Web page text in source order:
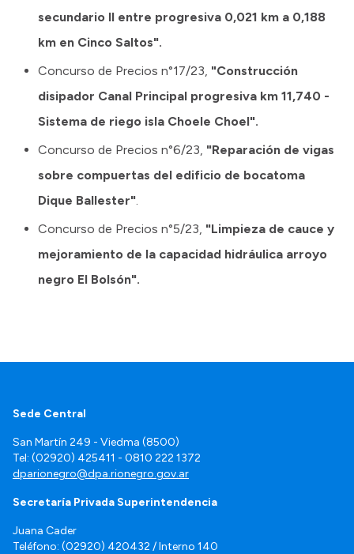
secundario II entre progresiva 0,021 km a 0,188
km en Cinco Saltos".
Concurso de Precios n°17/23, "Construcción
disipador Canal Principal progresiva km 11,740 -
Sistema de riego isla Choele Choel".
Concurso de Precios n°6/23, "Reparación de vigas
sobre compuertas del edificio de bocatoma
Dique Ballester".
Concurso de Precios n°5/23, "Limpieza de cauce y
mejoramiento de la capacidad hidráulica arroyo
negro El Bolsón".
Sede Central
San Martín 249 - Viedma (8500)
Tel: (02920) 425411 - 0810 222 1372
dparionegro@dpa.rionegro.gov.ar
Secretaría Privada Superintendencia
Juana Cader
Teléfono: (02920) 420432 / Interno 140